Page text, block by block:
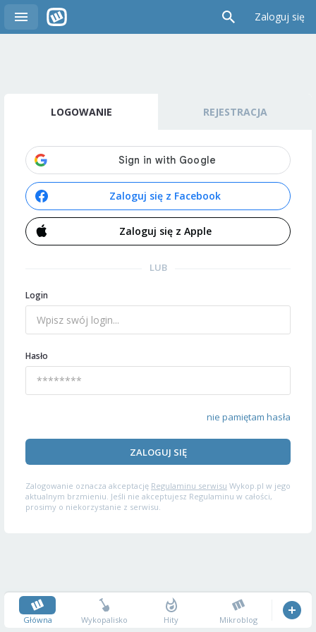
Zaloguj się
LOGOWANIE REJESTRACJA
Zaloguj się z Facebook
Zaloguj się z Apple
LUB
Login
Hasło
nie pamiętam hasła
ZALOGUJ SIĘ
Zalogowanie oznacza akceptację Regulaminu serwisu Wykop.pl w jego
aktualnym brzmieniu. Jeśli nie akceptujesz Regulaminu w całości,
prosimy o niekorzystanie z serwisu.
Główna Wykopalisko Hity Mikroblog